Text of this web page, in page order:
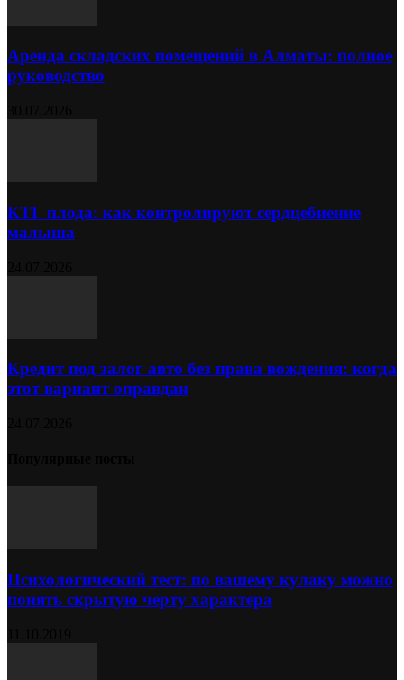
Аренда складских помещений в Алматы: полное
руководство
КТГ плода: как контролируют сердцебиение
малыша
Кредит под залог авто без права вождения: когда
этот вариант оправдан
Психологический тест: по вашему кулаку можно
понять скрытую черту характера